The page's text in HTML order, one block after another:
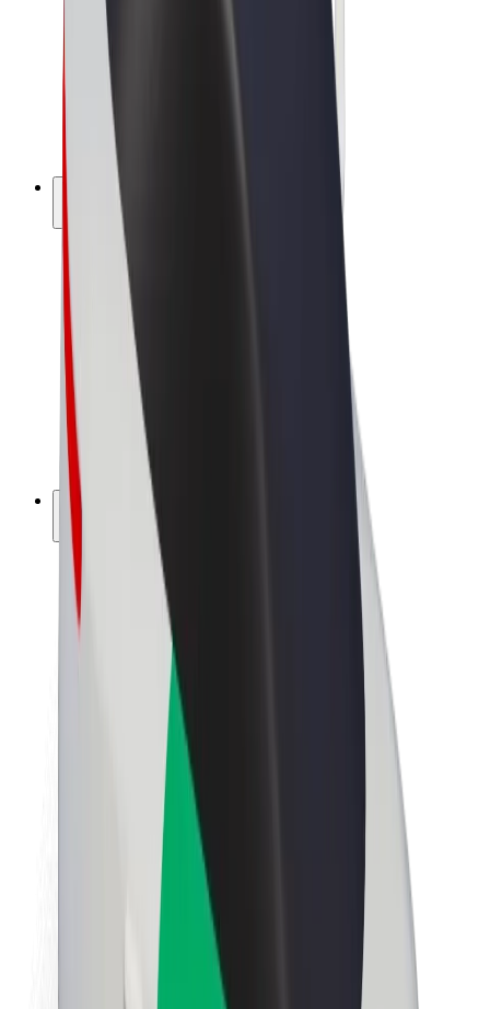
Bolt Food
Bolt Drive
Bolt for Business
Ηλεκτρικά ποδήλατα
Bolt Plus
Κερδίστε με Bolt
Οδηγοί
Απολαβές οδηγών
Διανομείς
Απολαβές διανομέων
Bolt Εμπόρους Τροφίμων
Franchises
Εταιρεία
Θέσεις εργασίας
Σχετικά με τη Bolt
Βιωσιμότητα στη Bolt
Project Zero
Κέντρο Τύπου
Κατευθυντήριες γραμμές Brand
Αποστολή
Σχέσεις με Επενδυτές
Μέσα ενημέρωσης